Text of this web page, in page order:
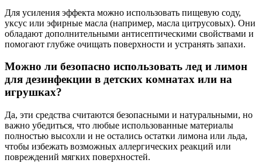
Для усиления эффекта можно использовать пищевую соду,
уксус или эфирные масла (например, масла цитрусовых). Они
обладают дополнительными антисептическими свойствами и
помогают глубже очищать поверхности и устранять запахи.
Можно ли безопасно использовать лед и лимон
для дезинфекции в детских комнатах или на
игрушках?
Да, эти средства считаются безопасными и натуральными, но
важно убедиться, что любые использованные материалы
полностью высохли и не остались остатки лимона или льда,
чтобы избежать возможных аллергических реакций или
повреждений мягких поверхностей.